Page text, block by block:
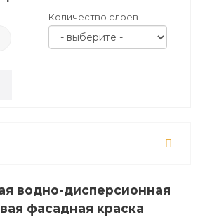
Количество слоев
водно-дисперсионная
фасадная краска